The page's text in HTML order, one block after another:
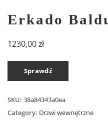
Erkado
1230,00zł
Sprawdź
SKU: 38a84343a0ea
Category: Drzwi wewnętrzne